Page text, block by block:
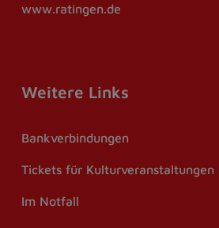
www.ratingen.de
Weitere Links
Bankverbindungen
Tickets für Kulturveranstaltungen
Im Notfall